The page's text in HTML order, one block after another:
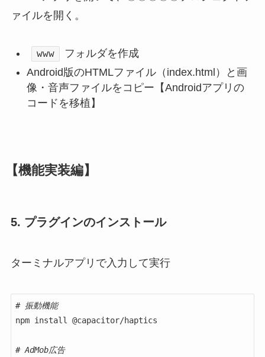
ァイルを開く。
www
フォルダを作成
Android版のHTMLファイル（index.html）と画
像・音声ファイルをコピー【Androidアプリの
コードを移植】
【機能実装編】
5. プラグインのインストール
ターミナルアプリで入力して実行
# 振動機能
npm install @capacitor/haptics
# AdMob広告